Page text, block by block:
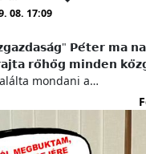
08. 17:09
𝗣𝗲́𝘁𝗲𝗿 𝗺𝗮
𝗿𝗼̈𝗵𝗼̈𝗴 𝗺𝗶𝗻𝗱𝗲𝗻
mondani a…